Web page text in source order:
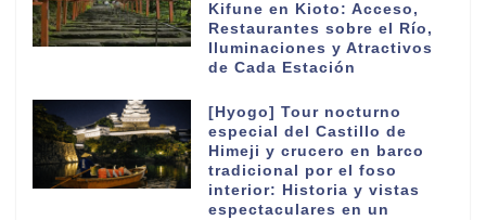
Kifune en Kioto: Acceso,
Restaurantes sobre el Río,
Iluminaciones y Atractivos
de Cada Estación
[Hyogo] Tour nocturno
especial del Castillo de
Himeji y crucero en barco
tradicional por el foso
interior: Historia y vistas
espectaculares en un